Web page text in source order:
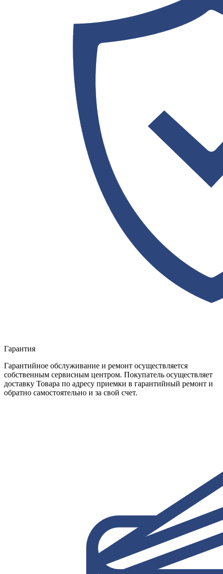
Гарантия
Гарантийное обслуживание и ремонт осуществляется
собственным сервисным центром. Покупатель осуществляет
доставку Товара по адресу приемки в гарантийный ремонт и
обратно самостоятельно и за свой счет.